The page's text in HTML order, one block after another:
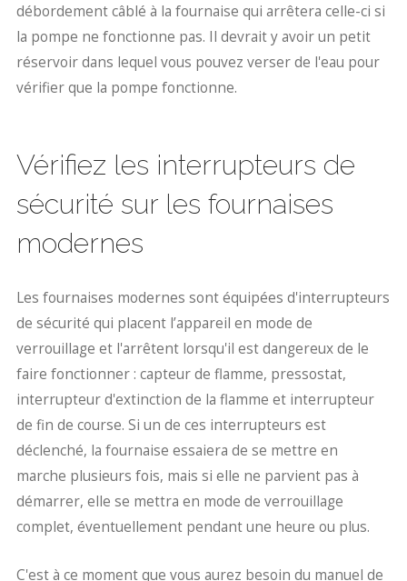
débordement câblé à la fournaise qui arrêtera celle-ci si
la pompe ne fonctionne pas. Il devrait y avoir un petit
réservoir dans lequel vous pouvez verser de l'eau pour
vérifier que la pompe fonctionne.
Vérifiez les interrupteurs de
sécurité sur les fournaises
modernes
Les fournaises modernes sont équipées d'interrupteurs
de sécurité qui placent l’appareil en mode de
verrouillage et l'arrêtent lorsqu'il est dangereux de le
faire fonctionner : capteur de flamme, pressostat,
interrupteur d'extinction de la flamme et interrupteur
de fin de course. Si un de ces interrupteurs est
déclenché, la fournaise essaiera de se mettre en
marche plusieurs fois, mais si elle ne parvient pas à
démarrer, elle se mettra en mode de verrouillage
complet, éventuellement pendant une heure ou plus.
C'est à ce moment que vous aurez besoin du manuel de